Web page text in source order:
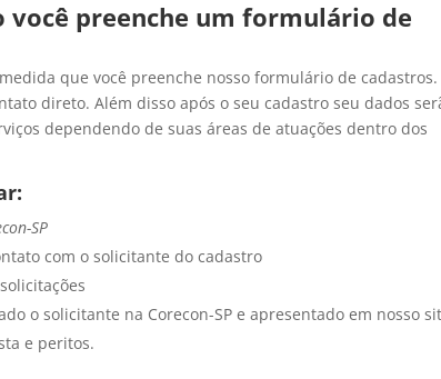
você preenche um formulário de
que você preenche nosso formulário de cadastros.
direto. Além disso após o seu cadastro seu dados
dependendo de suas áreas de atuações dentro dos
SP
com o solicitante do cadastro
o solicitante na Corecon-SP e apresentado em nosso
e peritos.